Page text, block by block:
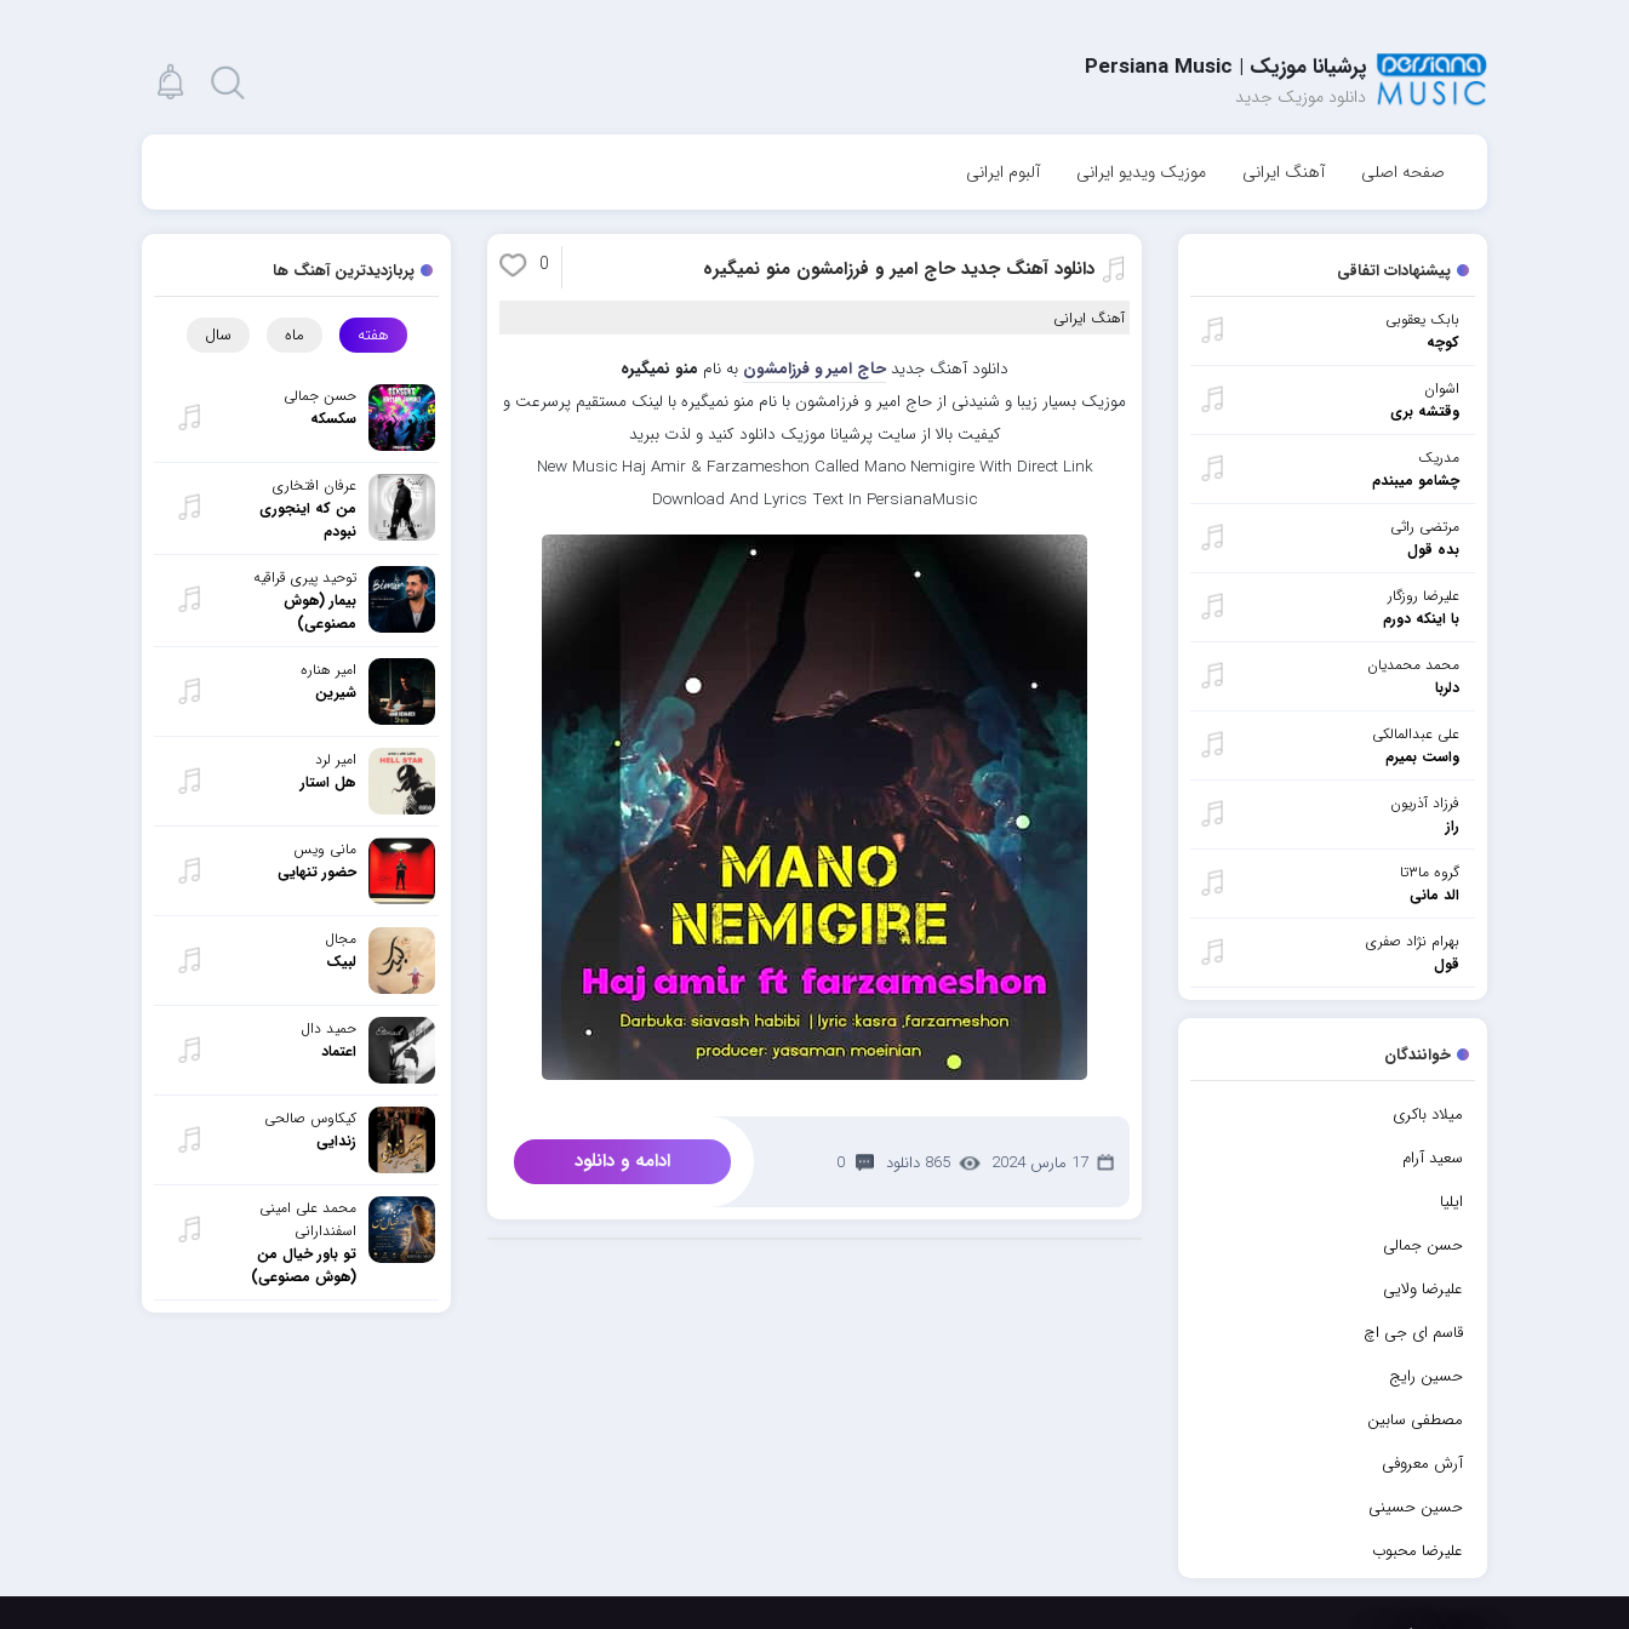
پرشیانا موزیک | Persiana Music
دانلود موزیک جدید
صفحه اصلی آهنگ ایرانی موزیک ویدیو ایرانی آلبوم ایرانی
پیشنهادات اتفاقی
بابک یعقوبی
کوچه
اشوان
وقتشه بری
مدریک
چشامو میبندم
مرتضی راثی
بده قول
علیرضا روزگار
با اینکه دورم
محمد محمدیان
دلربا
علی عبدالمالکی
واست بمیرم
فرزاد آذریون
راز
گروه ما۳تا
الد مانی
بهرام نژاد صفری
قول
خوانندگان
میلاد باکری
سعید آرام
ایلیا
حسن جمالی
علیرضا ولایی
قاسم ای جی اچ
حسین رایج
مصطفی سابین
آرش معروفی
حسین حسینی
علیرضا محبوب
حسین حصارکی
دانلود آهنگ جدید حاج امیر و فرزامشون منو نمیگیره 0
آهنگ ایرانی
دانلود آهنگ جدیدحاج امیر و فرزامشون به نام منو نمیگیره
موزیک بسیار زیبا و شنیدنی از حاج امیر و فرزامشون با نام منو نمیگیره با لینک مستقیم پرسرعت و
کیفیت بالا از سایت پرشیانا موزیک دانلود کنید و لذت ببرید
New Music Haj Amir & Farzameshon Called Mano Nemigire With Direct Link
Download And Lyrics Text In PersianaMusic
17 مارس 2024 865 دانلود 0 ادامه و دانلود
پربازدیدترین آهنگ ها
هفته ماه سال
حسن جمالی
سکسکه
عرفان افتخاری
من که اینجوری
نبودم
توحید پیری قراقیه
بیمار (هوش
مصنوعی)
امیر هناره
شیرین
امیر لرد
هل استار
مانی ویس
حضور تنهایی
مجال
لبیک
حمید دال
اعتماد
کیکاوس صالحی
زندایی
محمد علی امینی
اسفندارانی
تو باور خیال من
(هوش مصنوعی)